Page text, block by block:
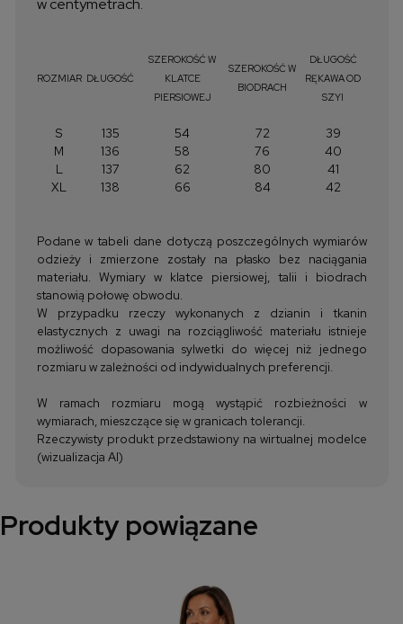
ROZMIAR DŁUGOŚĆ
SZEROKOŚĆ W
KLATCE
PIERSIOWEJ
SZEROKOŚĆ W
BIODRACH
DŁUGOŚĆ
RĘKAWA OD
SZYI
S 135 54 72
39
M
136 58 76
40
L
137 62 80
41
XL
138 66 84 42
Podane w tabeli dane dotyczą poszczególnych wymiarów
odzieży i zmierzone zostały na płasko bez naciągania
materiału. Wymiary w klatce piersiowej, talii i biodrach
stanowią połowę obwodu.
W przypadku rzeczy wykonanych z dzianin i tkanin
elastycznych z uwagi na rozciągliwość materiału istnieje
możliwość dopasowania sylwetki do więcej niż jednego
rozmiaru w zależności od indywidualnych preferencji.
W ramach rozmiaru mogą wystąpić rozbieżności w
wymiarach, mieszczące się w granicach tolerancji.
Rzeczywisty produkt przedstawiony na wirtualnej modelce
(wizualizacja AI)
Produkty powiązane